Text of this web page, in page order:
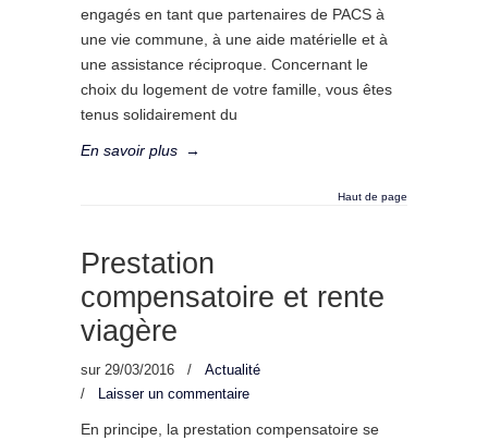
engagés en tant que partenaires de PACS à
une vie commune, à une aide matérielle et à
une assistance réciproque. Concernant le
choix du logement de votre famille, vous êtes
tenus solidairement du
En savoir plus →
Haut de page
Prestation
compensatoire et rente
viagère
sur 29/03/2016 /
Actualité
/
Laisser un commentaire
En principe, la prestation compensatoire se